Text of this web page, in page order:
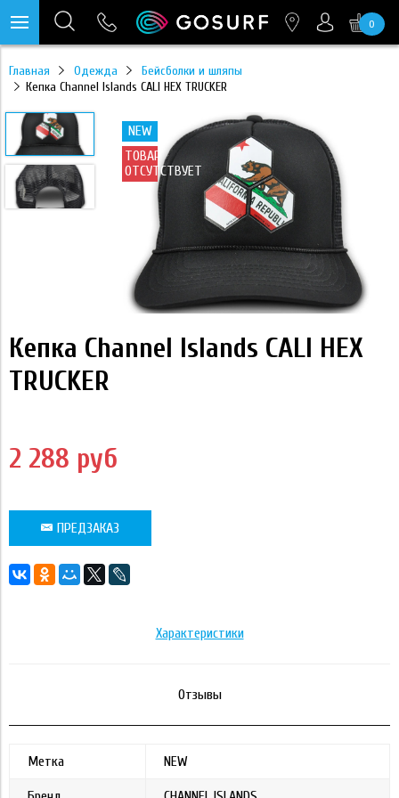
0
Главная Одежда
Бейсболки и шляпы
Кепка Channel Islands CALI HEX TRUCKER
NEW
ТОВАР
ОТСУТСТВУЕТ
Кепка Channel Islands CALI HEX
TRUCKER
2 288 руб
ПРЕДЗАКАЗ
Характеристики
Отзывы
Метка NEW
https://mc.yandex.ru/pixel/28467905289433451?rnd=%aw_random%